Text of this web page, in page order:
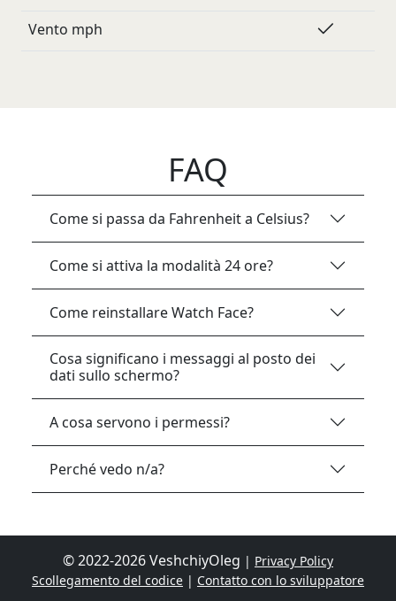
Vento mph
FAQ
Come si passa da Fahrenheit a Celsius?
Come si attiva la modalità 24 ore?
Come reinstallare Watch Face?
Cosa significano i messaggi al posto dei
dati sullo schermo?
A cosa servono i permessi?
Perché vedo n/a?
© 2022-2026 VeshchiyOleg | Privacy Policy
Scollegamento del codice | Contatto con lo sviluppatore